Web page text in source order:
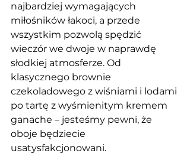
najbardziej wymagających
miłośników łakoci, a przede
wszystkim pozwolą spędzić
wieczór we dwoje w naprawdę
słodkiej atmosferze. Od
klasycznego brownie
czekoladowego z wiśniami i lodami
po tartę z wyśmienitym kremem
ganache – jesteśmy pewni, że
oboje będziecie
usatysfakcjonowani.